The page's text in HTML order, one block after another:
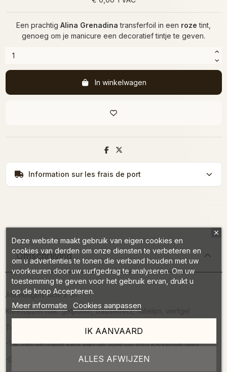
Een prachtig Alina Grenadina transferfoil in een roze tint,
genoeg om je manicure een decoratief tintje te geven.
In winkelwagen
Information sur les frais de port
Omschrijving
Afmetingen: 4cm x 1m
Kleefoppervlak: gelpolish, basiseffect, folielijm, verfgel
-Tik met de matte kant van de folie op een kleverige laag
-Doe er een top coat overheen en katalyseer
Deze website maakt gebruik van eigen cookies en
cookies van derden om onze diensten te verbeteren en
om u advertenties te tonen die verband houden met uw
voorkeuren door uw surfgedrag te analyseren. Om uw
toestemming te geven voor het gebruik ervan, drukt u
op de knop Accepteren.
Meer informatie Cookies aanpassen
ALLES AFWIJZEN
IK AANVAARD